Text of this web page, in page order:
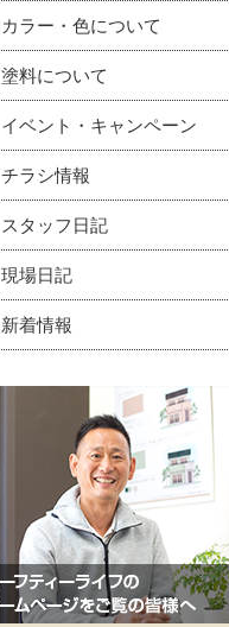
カラー・色について
塗料について
イベント・キャンペーン
チラシ情報
スタッフ日記
現場日記
新着情報